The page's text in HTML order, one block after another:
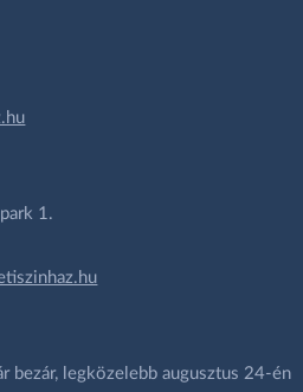
1.
bezár, legközelebb augusztus 24-én